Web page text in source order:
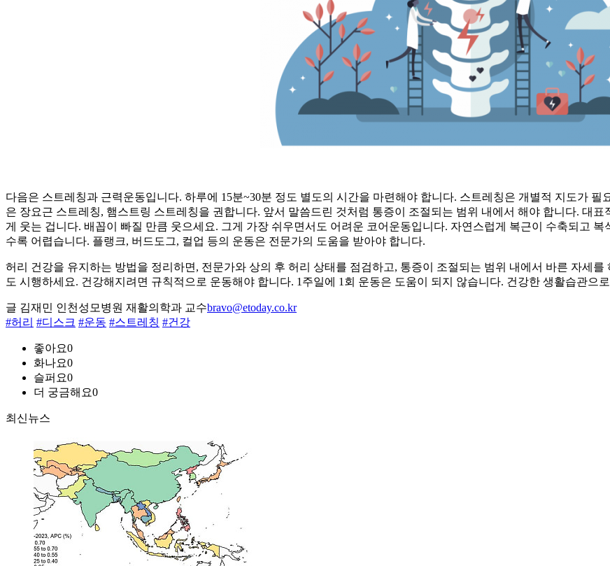
다음은 스트레칭과 근력운동입니다. 하루에 15분~30분 정도 별도의 시간을 마련해야 합니다. 스트레칭은 개별적 지도가
은 장요근 스트레칭, 햄스트링 스트레칭을 권합니다. 앞서 말씀드린 것처럼 통증이 조절되는 범위 내에서 해야 합니다. 대
게 웃는 겁니다. 배꼽이 빠질 만큼 웃으세요. 그게 가장 쉬우면서도 어려운 코어운동입니다. 자연스럽게 복근이 수축되고
수록 어렵습니다. 플랭크, 버드도그, 컬업 등의 운동은 전문가의 도움을 받아야 합니다.
허리 건강을 유지하는 방법을 정리하면, 전문가와 상의 후 허리 상태를 점검하고, 통증이 조절되는 범위 내에서 바른 자세
도 시행하세요. 건강해지려면 규칙적으로 운동해야 합니다. 1주일에 1회 운동은 도움이 되지 않습니다. 건강한 생활습관으
글 김재민 인천성모병원 재활의학과 교수bravo@etoday.co.kr
#허리 #디스크 #운동 #스트레칭 #건강
좋아요0
화나요0
슬퍼요0
더 궁금해요0
최신뉴스